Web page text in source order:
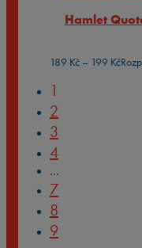
Hamlet
189 Kč – 199 Kč
1
2
3
4
…
7
8
9